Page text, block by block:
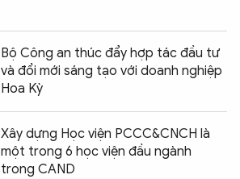
Bộ Công an thúc đẩy hợp tác đầu tư
và đổi mới sáng tạo với doanh nghiệp
Hoa Kỳ
Xây dựng Học viện PCCC&CNCH là
một trong 6 học viện đầu ngành
trong CAND